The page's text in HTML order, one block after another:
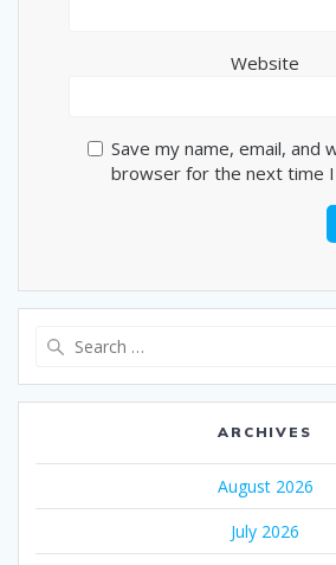
Website
Save my name, email, and
browser for the next time
ARCHIVES
August 2026
July 2026